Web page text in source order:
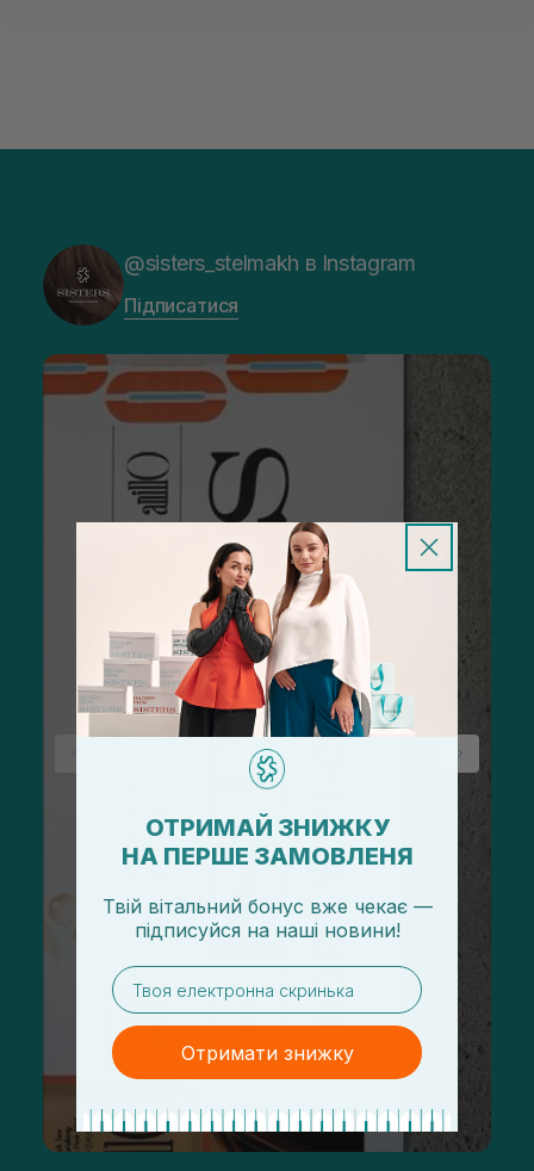
@sisters_stelmakh в Instagram
Підписатися
ОТРИМАЙ ЗНИЖКУ
НА ПЕРШЕ ЗАМОВЛЕНЯ
Твій вітальний бонус вже чекає —
підписуйся на наші новини!
email
Отримати знижку